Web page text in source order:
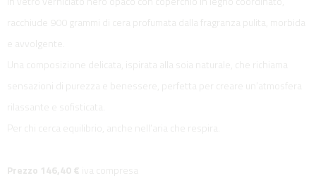
racchiude 900 grammi di cera profumata dalla fragranza pulita, morbida
e avvolgente.
Una composizione delicata, ispirata alla soia naturale, che richiama
sensazioni di purezza e benessere, perfetta per creare un’atmosfera
rilassante e sofisticata.
Prezzo 146,40 €